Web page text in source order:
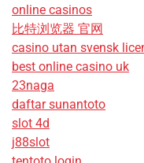
online casinos
比特浏览器 官网
casino utan svensk
best online casino uk
23naga
daftar sunantoto
slot 4d
j88slot